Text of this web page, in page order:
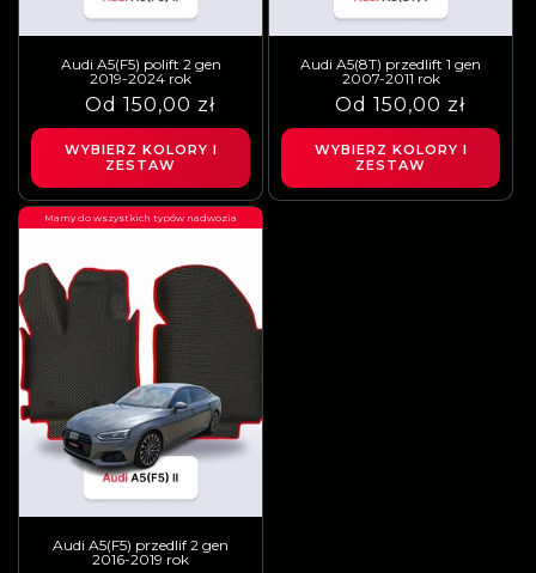
Audi A5(F5) polift 2 gen
2019-2024 rok
Cena
regularna
Cena
sprzedaży
Od 150,00 zł
WYBIERZ KOLORY I
ZESTAW
Audi A5(8T) przedlift 1 gen
2007-2011 rok
Cena
regularna
Cena
sprzedaży
Od 150,00 zł
WYBIERZ KOLORY I
ZESTAW
Mamy do wszystkich typów nadwozia
Audi A5(F5) przedlif 2 gen
2016-2019 rok